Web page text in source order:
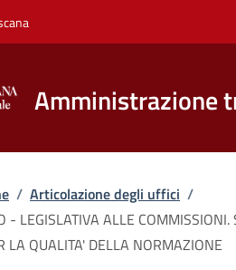
Amministrazione
pane
/ Articolazione degli uffici /
- LEGISLATIVA ALLE
LA QUALITA' DELLA NORMAZIONE